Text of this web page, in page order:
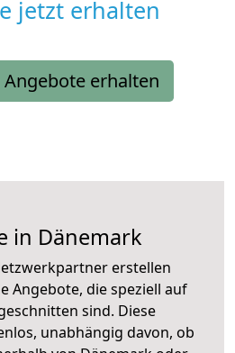
jetzt erhalten
Angebote erhalten
in Dänemark
erstellen
Angebote, die speziell auf
sind. Diese
unabhängig davon, ob